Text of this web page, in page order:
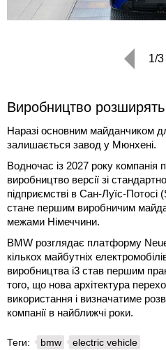
1/3
Виробництво
Наразі основним майданчиком
залишається завод у Мюнхені.
Водночас із 2027 року компанія
виробництво версії зі
підприємстві в Сан-Луїс-
стане першим виробничим
межами Німеччини.
BMW розглядає платформу
кількох майбутніх
виробництва i3 став першим
того, що нова архітектура
використання і визначатиме
компанії в найближчі роки.
Теги: bmw electric vehicle